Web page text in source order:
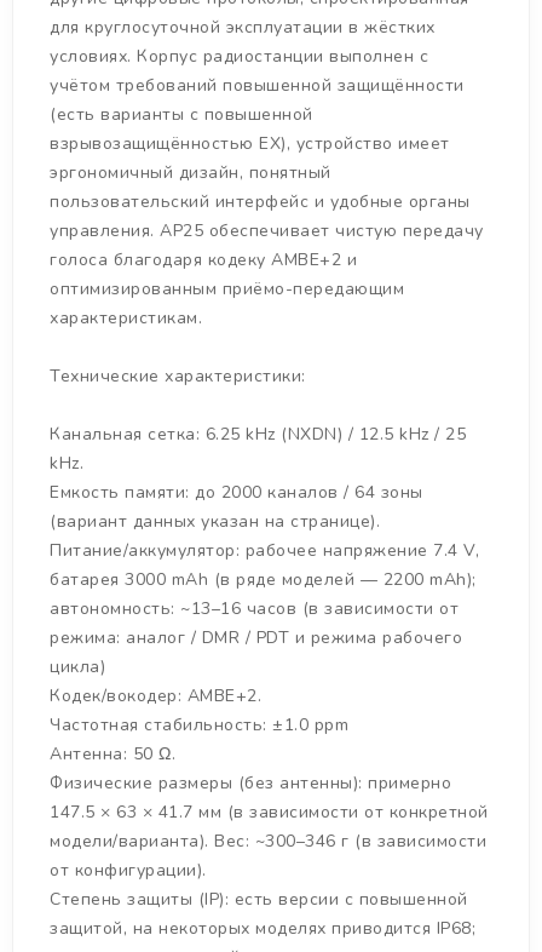
для круглосуточной эксплуатации в жёстких
условиях. Корпус радиостанции выполнен с
учётом требований повышенной защищённости
(есть варианты с повышенной
взрывозащищённостью EX), устройство имеет
эргономичный дизайн, понятный
пользовательский интерфейс и удобные органы
управления. AP25 обеспечивает чистую передачу
голоса благодаря кодеку AMBE+2 и
оптимизированным приёмо-передающим
характеристикам.
Технические характеристики:
Канальная сетка: 6.25 kHz (NXDN) / 12.5 kHz / 25
kHz.
Емкость памяти: до 2000 каналов / 64 зоны
(вариант данных указан на странице).
Питание/аккумулятор: рабочее напряжение 7.4 V,
батарея 3000 mAh (в ряде моделей — 2200 mAh);
автономность: ~13–16 часов (в зависимости от
режима: аналог / DMR / PDT и режима рабочего
цикла)
Кодек/вокодер: AMBE+2.
Частотная стабильность: ±1.0 ppm
Антенна: 50 Ω.
Физические размеры (без антенны): примерно
147.5 × 63 × 41.7 мм (в зависимости от конкретной
модели/варианта). Вес: ~300–346 г (в зависимости
от конфигурации).
Степень защиты (IP): есть версии с повышенной
защитой, на некоторых моделях приводится IP68;